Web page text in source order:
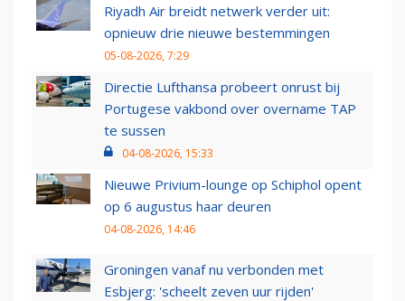
Riyadh Air breidt netwerk verder uit:
opnieuw drie nieuwe bestemmingen
05-08-2026, 7:29
Directie Lufthansa probeert onrust bij
Portugese vakbond over overname TAP
te sussen
04-08-2026, 15:33
Nieuwe Privium-lounge op Schiphol opent
op 6 augustus haar deuren
04-08-2026, 14:46
Groningen vanaf nu verbonden met
Esbjerg: 'scheelt zeven uur rijden'